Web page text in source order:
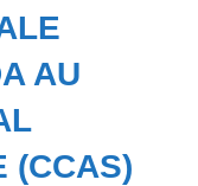
AU
(CCAS)